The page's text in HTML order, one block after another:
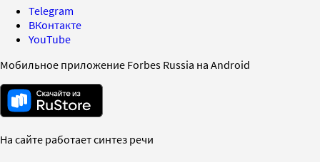
Telegram
ВКонтакте
YouTube
Мобильное приложение Forbes Russia на Android
На сайте работает синтез речи